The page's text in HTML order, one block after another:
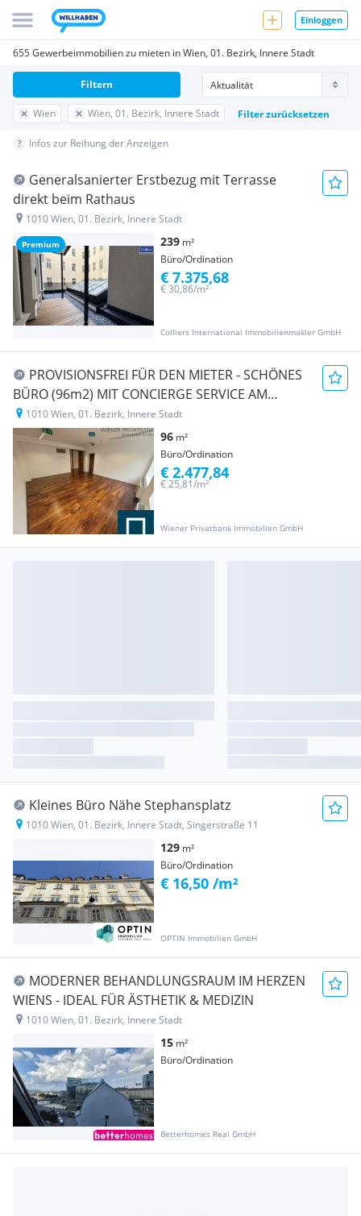
Einloggen
655 Gewerbeimmobilien zu mieten in Wien, 01. Bezirk, Innere Stadt
Wien Wien, 01. Bezirk, Innere Stadt Filter zurücksetzen
Filtern
Infos zur Reihung der Anzeigen
Premium
Generalsanierter Erstbezug mit Terrasse
direkt beim Rathaus
1010 Wien, 01. Bezirk, Innere Stadt
239 m²
Büro/Ordination
Colliers International Immobilienmakler GmbH
€ 30,86/m²
€ 7.375,68
PROVISIONSFREI FÜR DEN MIETER - SCHÖNES
BÜRO (96m2) MIT CONCIERGE SERVICE AM
STADTPARK
1010 Wien, 01. Bezirk, Innere Stadt
96 m²
Büro/Ordination
Wiener Privatbank Immobilien GmbH
€ 25,81/m²
€ 2.477,84
Kleines Büro Nähe Stephansplatz
1010 Wien, 01. Bezirk, Innere Stadt, Singerstraße 11
129 m²
Büro/Ordination
OPTIN Immobilien GmbH
€ 16,50 /m²
MODERNER BEHANDLUNGSRAUM IM HERZEN
WIENS - IDEAL FÜR ÄSTHETIK & MEDIZIN
1010 Wien, 01. Bezirk, Innere Stadt
15 m²
Büro/Ordination
Betterhomes Real GmbH